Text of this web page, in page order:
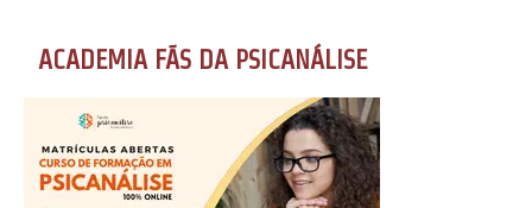
ACADEMIA FÃS DA PSICANÁLISE